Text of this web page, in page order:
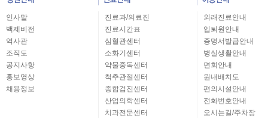
인사말
백제비전
역사관
조직도
공지사항
홍보영상
채용정보
진료과/의료진
진료시간표
심혈관센터
소화기센터
약물중독센터
척추관절센터
종합검진센터
산업의학센터
치과전문센터
외래진료안내
입퇴원안내
증명서발급안내
병실생활안내
면회안내
원내배치도
편의시설안내
전화번호안내
오시는길/주차장